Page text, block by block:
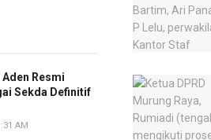
Resmi
Sekda Definitif
AM